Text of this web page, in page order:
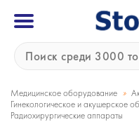
Медицинское оборудование »
Гинекологическое и акушерское
Радиохирургические аппараты